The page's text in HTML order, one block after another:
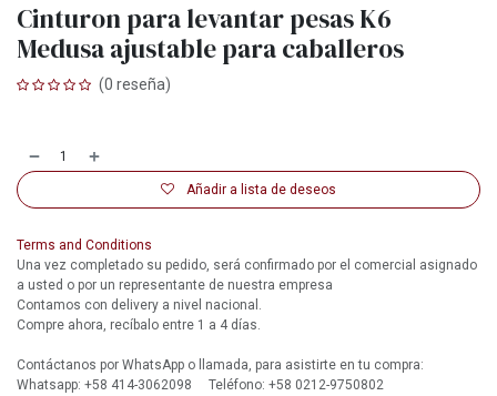
Cinturon para levantar pesas K6
Medusa ajustable para caballeros
(0 reseña)
Añadir a lista de deseos
Terms and Conditions
Una vez completado su pedido, será confirmado por el comercial asignado
a usted o por un representante de nuestra empresa
Contamos con delivery a nivel nacional.
Compre ahora, recíbalo entre 1 a 4 días.
Contáctanos por WhatsApp o llamada, para asistirte en tu compra:
Whatsapp: +58 414-3062098 Teléfono: +58 0212-9750802